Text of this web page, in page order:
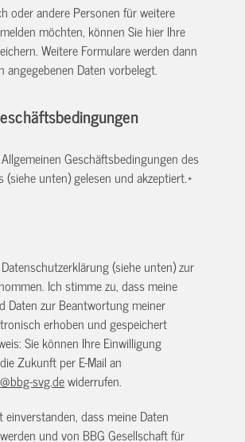
oder andere Personen für weitere
möchten, können Sie hier Ihre
Weitere Formulare werden dann
angegebenen Daten vorbelegt.
Geschäftsbedingungen des
(siehe unten) gelesen und akzeptiert.*
(siehe unten) zur
Ich stimme zu, dass meine
Daten zur Beantwortung meiner
erhoben und gespeichert
Sie können Ihre Einwilligung
Zukunft per E-Mail an
svg.dewiderrufen.
einverstanden, dass meine Daten
und von BBG Gesellschaft für